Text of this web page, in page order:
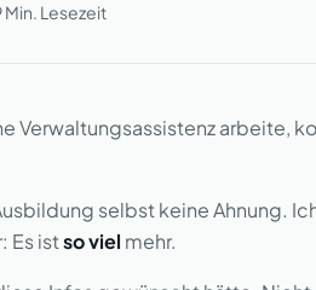
Min. Lesezeit
Verwaltungsassistenz arbeite,
selbst keine Ahnung.
Es istso viel mehr.